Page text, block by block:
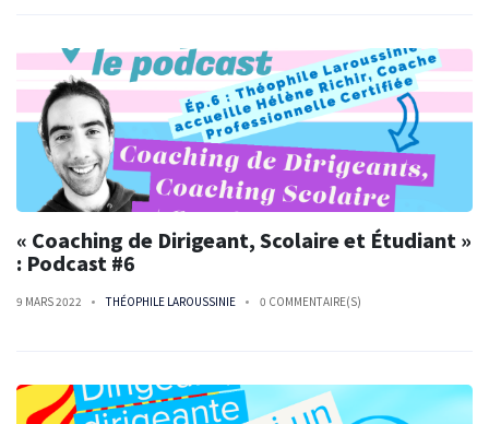
« Coaching de Dirigeant, Scolaire et Étudiant »
: Podcast #6
9 MARS 2022 THÉOPHILE LAROUSSINIE 0 COMMENTAIRE(S)